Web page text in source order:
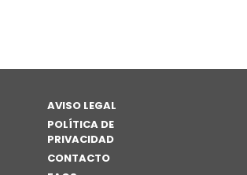
AVISO LEGAL
POLÍTICA DE
PRIVACIDAD
CONTACTO